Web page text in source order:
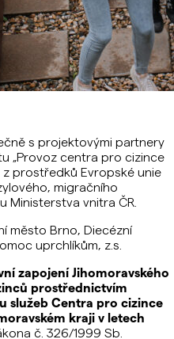
s projektovými partnery
„Provoz centra pro cizince
z prostředků Evropské unie
migračního
vnitra ČR.
město Brno, Diecézní
uprchlíkům, z.s.
zapojení Jihomoravského
prostřednictvím
služeb Centra pro cizince
kraji v letech
č. 326/1999 Sb.